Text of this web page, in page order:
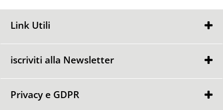
Link Utili
Contattaci
iscriviti alla Newsletter
Ho letto ed accetto le condizioni dell'
Privacy e GDPR